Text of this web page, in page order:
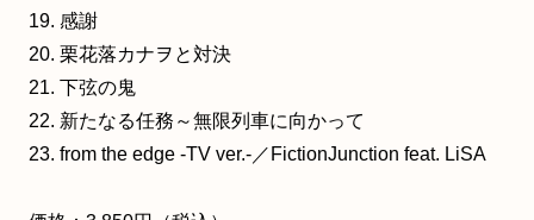
19. 感謝
20. 栗花落カナヲと対決
21. 下弦の鬼
22. 新たなる任務～無限列車に向かって
23. from the edge -TV ver.-／FictionJunction feat. LiSA